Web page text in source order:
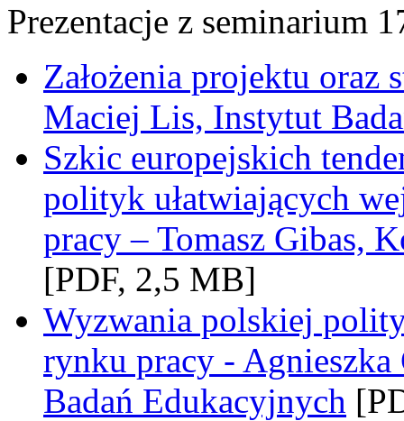
Prezentacje z seminarium
Założenia projektu
Maciej Lis, Instytut
Szkic europejskich
polityk ułatwiających
pracy – Tomasz Gibas,
[PDF, 2,5 MB]
Wyzwania polskiej
rynku pracy -
Badań Edukacyjnych